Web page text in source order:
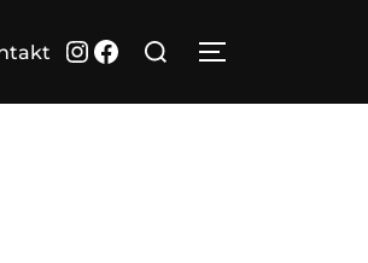
Instagram
Facebook
Suchen